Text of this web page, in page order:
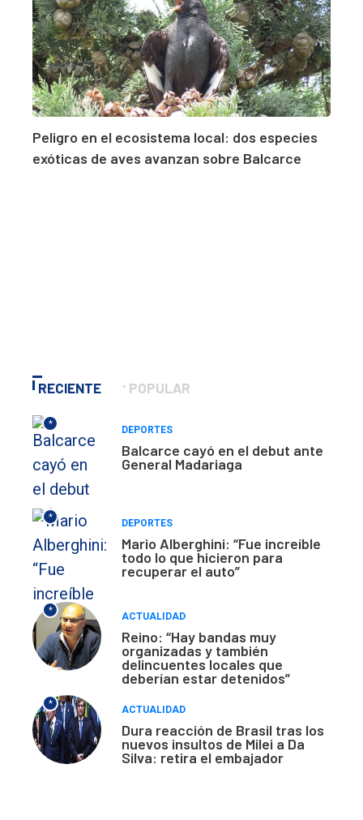
Peligro en el ecosistema local: dos especies
exóticas de aves avanzan sobre Balcarce
RECIENTE POPULAR
*
DEPORTES
Balcarce cayó en el debut ante
General Madariaga
*
DEPORTES
Mario Alberghini: “Fue increíble
todo lo que hicieron para
recuperar el auto”
*
ACTUALIDAD
Reino: “Hay bandas muy
organizadas y también
delincuentes locales que
deberían estar detenidos”
*
ACTUALIDAD
Dura reacción de Brasil tras los
nuevos insultos de Milei a Da
Silva: retira el embajador